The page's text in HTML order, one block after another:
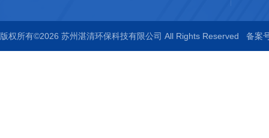
版权所有©2026 苏州湛清环保科技有限公司 All Rights Reserved 备案